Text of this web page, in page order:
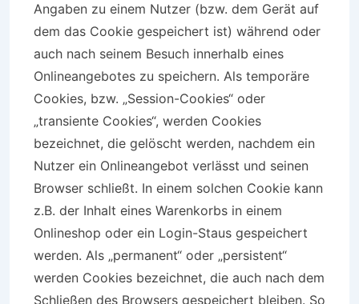
Angaben zu einem Nutzer (bzw. dem Gerät auf
dem das Cookie gespeichert ist) während oder
auch nach seinem Besuch innerhalb eines
Onlineangebotes zu speichern. Als temporäre
Cookies, bzw. „Session-Cookies“ oder
„transiente Cookies“, werden Cookies
bezeichnet, die gelöscht werden, nachdem ein
Nutzer ein Onlineangebot verlässt und seinen
Browser schließt. In einem solchen Cookie kann
z.B. der Inhalt eines Warenkorbs in einem
Onlineshop oder ein Login-Staus gespeichert
werden. Als „permanent“ oder „persistent“
werden Cookies bezeichnet, die auch nach dem
Schließen des Browsers gespeichert bleiben. So